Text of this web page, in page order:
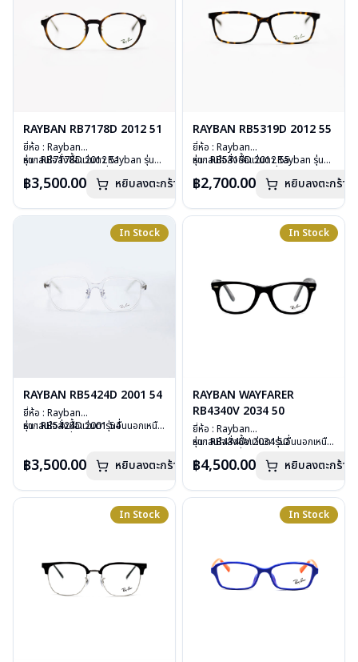
RAYBAN RB7178D 2012 51
ยี่ห้อ : Rayban
รุ่น : RB7178D 2012 51
เลนส์ : Demo lens
น้ำหนัก : 19 กรัม
อุปกรณ์ : กล่องแว่น, ผ้าเช็ดแว่น, คู่มือ
การรับประกัน : 2 ปี (ประกันศูนย์
หากสนใจสั่งชื้อแว่นตา Rayban รุ่นอื่น
ติดต่อเราคลิก
฿3,500.00 หยิบลงตะกร้า
RAYBAN RB5319D 2012 55
ยี่ห้อ : Rayban
รุ่น : RB5319D 2012 55
เลนส์ : Demo lens
น้ำหนัก : 24 กรัม
อุปกรณ์ : กล่องแว่น, ผ้าเช็ดแว่น, คู่มือ
การรับประกัน : 2 ปี (ประกันศูนย์
หากสนใจสั่งชื้อแว่นตา Rayban รุ่นอื่น
ติดต่อเราคลิก
฿2,700.00 หยิบลงตะกร้า
In Stock
RAYBAN RB5424D 2001 54
ยี่ห้อ : Rayban
รุ่น : RB5424D 2001 54
บานพับ : ไม่มีสปริง
อุปกรณ์ : กล่องแว่น, ผ้าเช็ดแว่น, คู่มือ
การรับประกัน : 2 ปี (ประกันศูนย์
หากสนใจสั่งชื้อแว่นตารุ่นอื่นนอกเหนือ
฿3,500.00 หยิบลงตะกร้า
In Stock
RAYBAN WAYFARER
RB4340V 2034 50
ยี่ห้อ : Rayban
รุ่น : RB4340V 2034 50
เลนส์ : Demo Lens
น้ำหนัก : 36 กรัม
อุปกรณ์ : กล่องแว่น, ผ้าเช็ดแว่น, คู่มือ
การรับประกัน : 2 ปี (ประกันศูนย์
หากสนใจสั่งชื้อแว่นตารุ่นอื่นนอกเหนือ
คลิก
฿4,500.00 หยิบลงตะกร้า
In Stock In Stock